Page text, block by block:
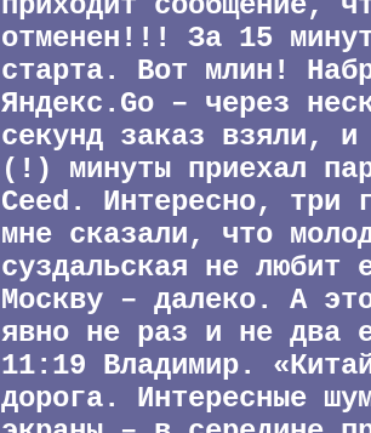
отменен!!! За 15
старта. Вот млин!
Яндекс.Go – через
секунд заказ взяли, и
(!) минуты приехал
Ceed. Интересно, три
мне сказали, что
суздальская не любит
Москву – далеко. А
явно не раз и не два
11:19 Владимир.
дорога. Интересные